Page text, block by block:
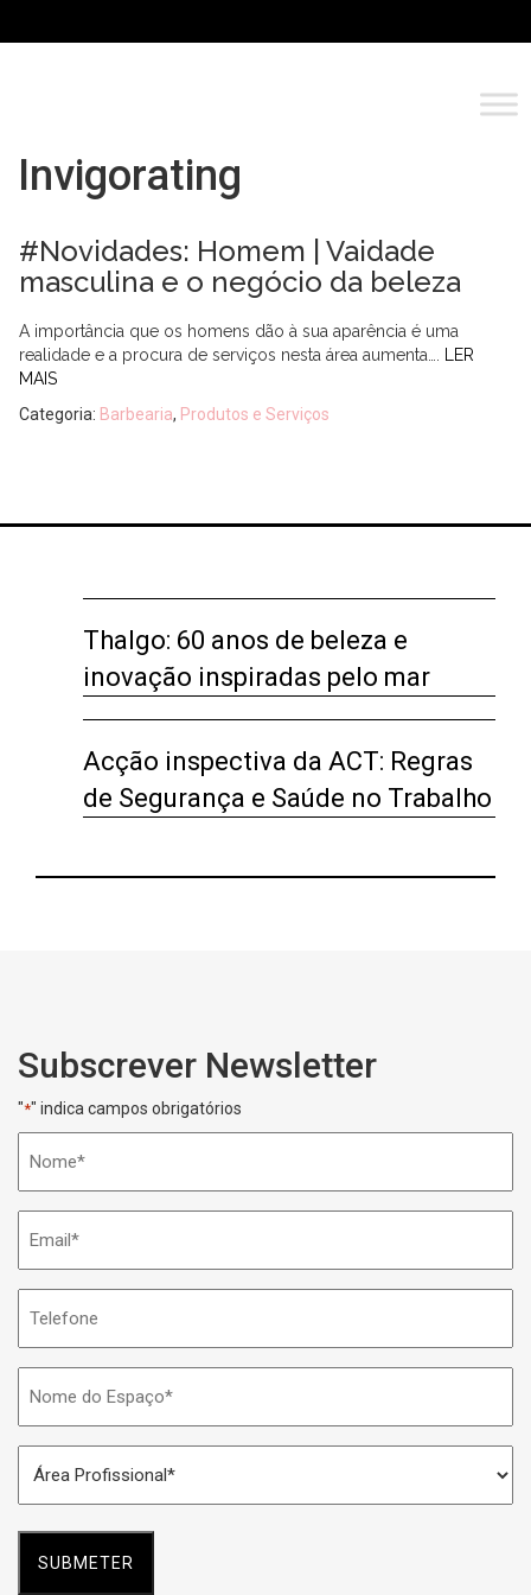
Invigorating
#Novidades: Homem | Vaidade
masculina e o negócio da beleza
A importância que os homens dão à sua aparência é uma
realidade e a procura de serviços nesta área aumenta….
LER
MAIS
Categoria: Barbearia, Produtos e Serviços
Thalgo: 60 anos de beleza e
inovação inspiradas pelo mar
Acção inspectiva da ACT: Regras
de Segurança e Saúde no Trabalho
Subscrever Newsletter
"*" indica campos obrigatórios
do
Espaço
Profissional
*